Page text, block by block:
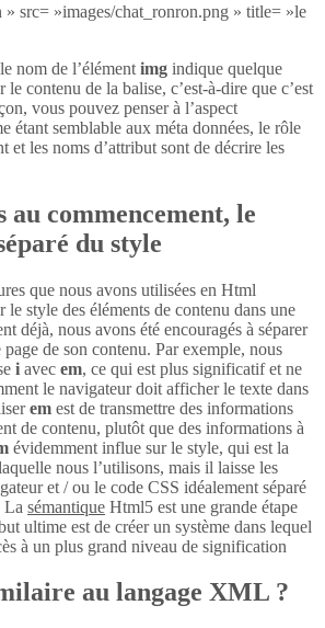
src= »images/chat_ronron.png » title= »le
nom de l’élément img indique quelque
contenu de la balise, c’est-à-dire que c’est
vous pouvez penser à l’aspect
étant semblable aux méta données, le rôle
et les noms d’attribut sont de décrire les
au commencement, le
du style
que nous avons utilisées en Html
style des éléments de contenu dans une
déjà, nous avons été encouragés à séparer
de son contenu. Par exemple, nous
i avec em, ce qui est plus significatif et ne
le navigateur doit afficher le texte dans
em est de transmettre des informations
de contenu, plutôt que des informations à
évidemment influe sur le style, qui est la
nous l’utilisons, mais il laisse les
et / ou le code CSS idéalement séparé
La sémantique Html5 est une grande étape
ultime est de créer un système dans lequel
à un plus grand niveau de signification
au langage XML ?